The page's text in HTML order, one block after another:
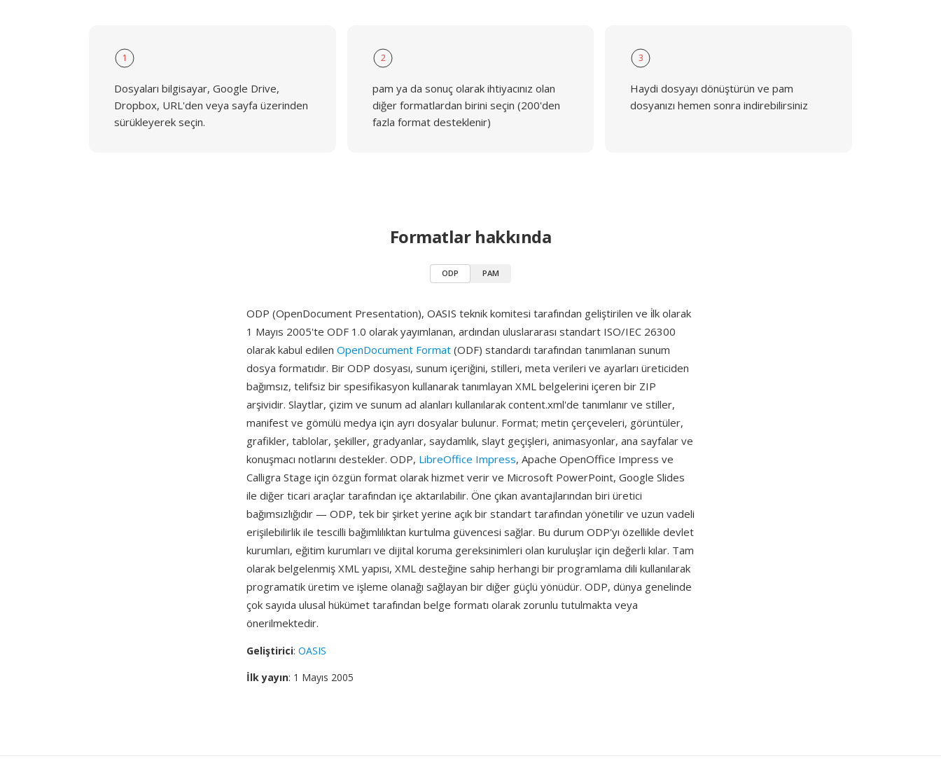
1
Dosyaları bilgisayar, Google Drive,
Dropbox, URL'den veya sayfa üzerinden
sürükleyerek seçin.
2
pam ya da sonuç olarak ihtiyacınız olan
diğer formatlardan birini seçin (200'den
fazla format desteklenir)
3
Haydi dosyayı dönüştürün ve pam
dosyanızı hemen sonra indirebilirsiniz
Formatlar hakkında
ODP PAM
ODP (OpenDocument Presentation), OASIS teknik komitesi tarafından geliştirilen ve i̇lk olarak
1 Mayıs 2005'te ODF 1.0 olarak yayımlanan, ardından uluslararası standart ISO/IEC 26300
olarak kabul edilen OpenDocument Format (ODF) standardı tarafından tanımlanan sunum
dosya formatıdır. Bir ODP dosyası, sunum içeriğini, stilleri, meta verileri ve ayarları üreticiden
bağımsız, telifsiz bir spesifikasyon kullanarak tanımlayan XML belgelerini içeren bir ZIP
arşividir. Slaytlar, çizim ve sunum ad alanları kullanılarak content.xml'de tanımlanır ve stiller,
manifest ve gömülü medya için ayrı dosyalar bulunur. Format; metin çerçeveleri, görüntüler,
grafikler, tablolar, şekiller, gradyanlar, saydamlık, slayt geçişleri, animasyonlar, ana sayfalar ve
konuşmacı notlarını destekler. ODP, LibreOffice Impress, Apache OpenOffice Impress ve
Calligra Stage için özgün format olarak hizmet verir ve Microsoft PowerPoint, Google Slides
ile diğer ticari araçlar tarafından içe aktarılabilir. Öne çıkan avantajlarından biri üretici
bağımsızlığıdır — ODP, tek bir şirket yerine açık bir standart tarafından yönetilir ve uzun vadeli
erişilebilirlik ile tescilli bağımlılıktan kurtulma güvencesi sağlar. Bu durum ODP'yı özellikle devlet
kurumları, eğitim kurumları ve dijital koruma gereksinimleri olan kuruluşlar için değerli kılar. Tam
olarak belgelenmiş XML yapısı, XML desteğine sahip herhangi bir programlama dili kullanılarak
programatik üretim ve işleme olanağı sağlayan bir diğer güçlü yönüdür. ODP, dünya genelinde
çok sayıda ulusal hükümet tarafından belge formatı olarak zorunlu tutulmakta veya
önerilmektedir.
Geliştirici: OASIS
İlk yayın: 1 Mayıs 2005